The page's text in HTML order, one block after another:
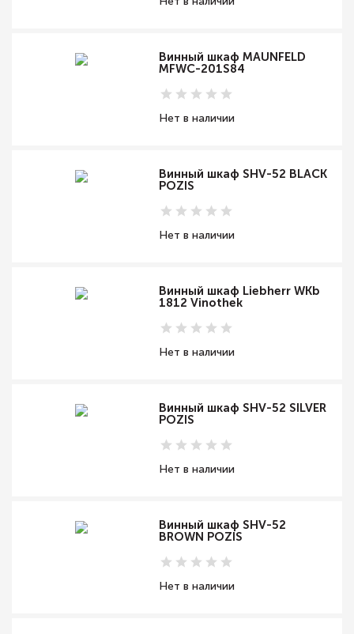
Винный шкаф MAUNFELD
MFWC-201S84
Нет в наличии
Винный шкаф SHV-52 BLACK
POZIS
Нет в наличии
Винный шкаф Liebherr WKb
1812 Vinothek
Нет в наличии
Винный шкаф SHV-52 SILVER
POZIS
Нет в наличии
Винный шкаф SHV-52
BROWN POZIS
Нет в наличии